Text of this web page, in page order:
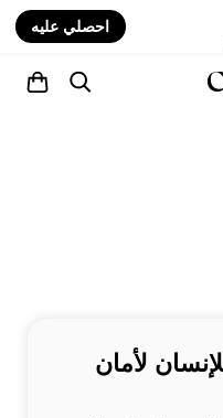
احصلي عليه
لأمان